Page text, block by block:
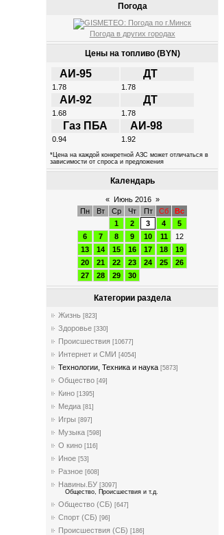
Погода
Погода в других городах
Цены на топливо (BYN)
АИ-95 ДТ
1.78 1.78
АИ-92 ДТ
1.68 1.78
Газ ПБА АИ-98
0.94 1.92
*Цена на каждой конкретной АЗС может отличаться в
зависимости от спроса и предложения
Календарь
« Июнь 2016 »
Пн
Вт Ср Чт Пт Сб
Вс
1
2 3 4
5
6
7 8 9 10 11
12
13
14 15 16 17 18
19
20
21 22 23 24 25
26
27
28 29 30
Категории раздела
Жизнь [823]
Здоровье [330]
Происшествия [10677]
Интернет и СМИ [4054]
Технологии, Техника и наука [5873]
Общество [49]
Кино [1395]
Медиа [81]
Игры [897]
Музыка [598]
О кино [116]
Иное [53]
Разное [608]
Навины.БУ [3097]
Общество, Происшествия и т.д.
Общество (СБ) [647]
Спорт (СБ) [96]
Происшествия (СБ) [186]